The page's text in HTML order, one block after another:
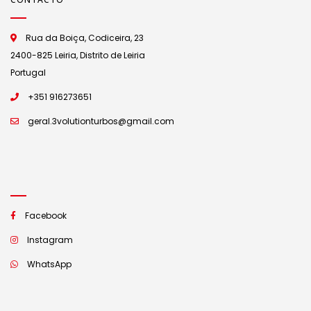
Rua da Boiça, Codiceira, 23
2400-825 Leiria, Distrito de Leiria
Portugal
+351 916273651
geral.3volutionturbos@gmail.com
Facebook
Instagram
WhatsApp